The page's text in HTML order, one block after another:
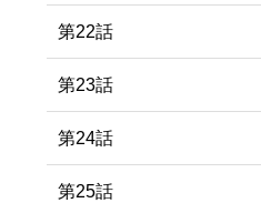
第22話
第23話
第24話
第25話